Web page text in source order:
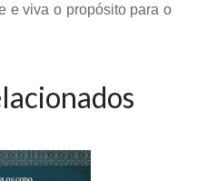
e viva o propósito para o